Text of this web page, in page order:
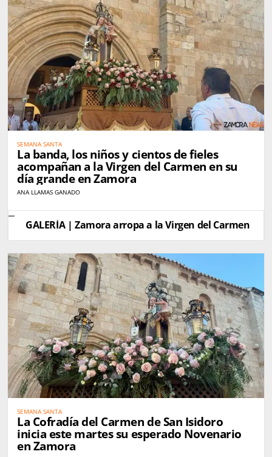
SEMANA SANTA
La banda, los niños y cientos de fieles
acompañan a la Virgen del Carmen en su
día grande en Zamora
ANA LLAMAS GANADO
GALERÍA | Zamora arropa a la Virgen del Carmen
SEMANA SANTA
La Cofradía del Carmen de San Isidoro
inicia este martes su esperado Novenario
en Zamora